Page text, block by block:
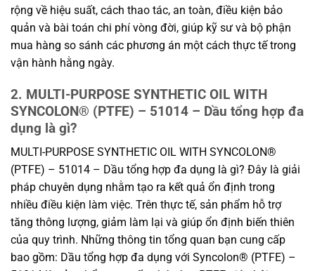
rộng về hiệu suất, cách thao tác, an toàn, điều kiện bảo
quản và bài toán chi phí vòng đời, giúp kỹ sư và bộ phận
mua hàng so sánh các phương án một cách thực tế trong
vận hành hằng ngày.
2. MULTI-PURPOSE SYNTHETIC OIL WITH
SYNCOLON® (PTFE) – 51014 – Dầu tổng hợp đa
dụng là gì?
MULTI-PURPOSE SYNTHETIC OIL WITH SYNCOLON®
(PTFE) – 51014 – Dầu tổng hợp đa dụng là gì? Đây là giải
pháp chuyên dụng nhằm tạo ra kết quả ổn định trong
nhiều điều kiện làm việc. Trên thực tế, sản phẩm hỗ trợ
tăng thông lượng, giảm làm lại và giúp ổn định biến thiên
của quy trình. Những thông tin tổng quan bạn cung cấp
bao gồm: Dầu tổng hợp đa dụng với Syncolon® (PTFE) –